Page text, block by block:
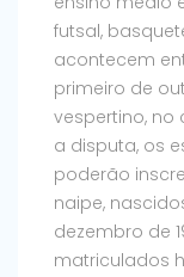
futsal,
acontecem
primeiro de
vespertino, no
a disputa, os
poderão
naipe,
dezembro de
matriculados